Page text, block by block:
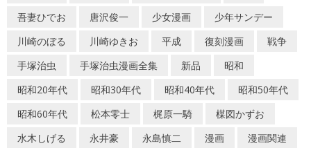
吾妻ひでお
唐沢俊一 少女漫画
少年サンデー
川崎のぼる
川崎ゆきお 平成 復刻漫画
戦争
手塚治虫
手塚治虫漫画全集 新品
昭和
昭和20年代
昭和30年代 昭和40年代
昭和50年代
昭和60年代
松本零士 梶原一騎
楳図かずお
水木しげる
永井豪 永島慎二 漫画
漫画関連